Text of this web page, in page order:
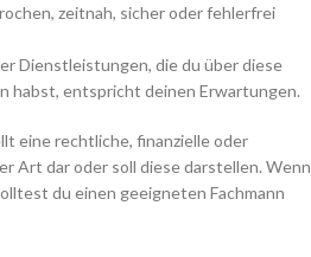
zeitnah, sicher oder fehlerfrei
Dienstleistungen, die du über diese
habst, entspricht deinen Erwartungen.
eine rechtliche, finanzielle oder
Art dar oder soll diese darstellen. Wenn
du einen geeigneten Fachmann